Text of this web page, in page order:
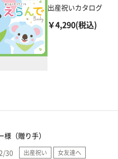
出産祝いカタログ
￥4,290(税込)